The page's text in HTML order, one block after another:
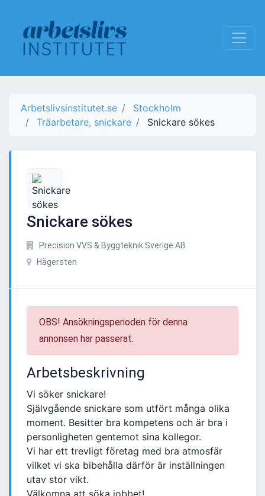
Arbetslivsinstitutet.se
Stockholm
Träarbetare, snickare
Snickare sökes
Snickare sökes
Precision VVS & Byggteknik Sverige AB
Hägersten
OBS! Ansökningsperioden för denna
annonsen har passerat.
Arbetsbeskrivning
Vi söker snickare!
Självgående snickare som utfört många olika
moment. Besitter bra kompetens och är bra i
personligheten gentemot sina kollegor.
Vi har ett trevligt företag med bra atmosfär
vilket vi ska bibehålla därför är inställningen
utav stor vikt.